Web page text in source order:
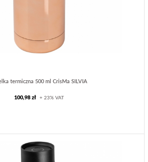
termiczna 500 ml CrisMa SILVIA
100,98 zł + 23% VAT